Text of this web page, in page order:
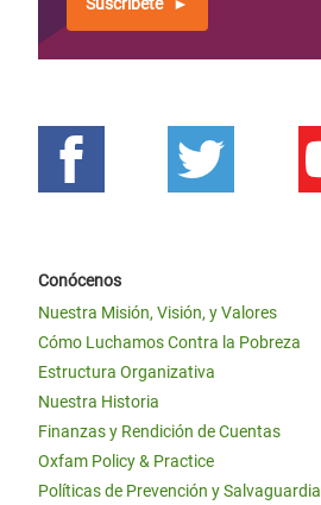
Conócenos
Nuestra Misión, Visión, y Valores
Cómo Luchamos Contra la Pobreza
Estructura Organizativa
Nuestra Historia
Finanzas y Rendición de Cuentas
Oxfam Policy & Practice
Políticas de Prevención y Salvaguardia